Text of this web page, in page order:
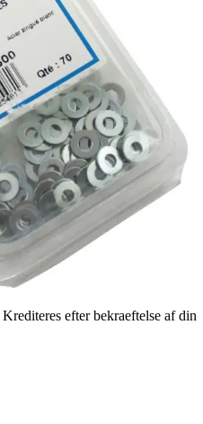
Krediteres efter bekraeftelse af din